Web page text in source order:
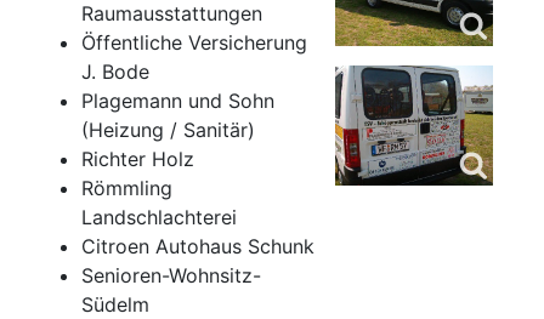
Raumausstattungen
Öffentliche Versicherung
J. Bode
Plagemann und Sohn
(Heizung / Sanitär)
Richter Holz
Römmling
Landschlachterei
Citroen Autohaus Schunk
Senioren-Wohnsitz-
Südelm